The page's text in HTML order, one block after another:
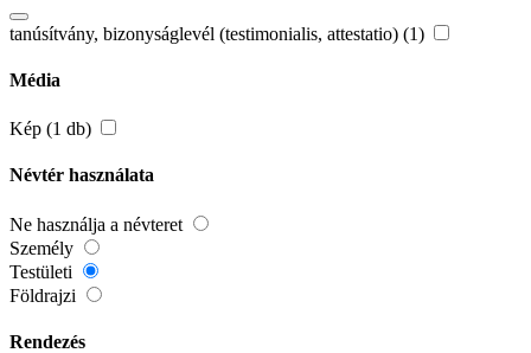
tanúsítvány, bizonyságlevél (testimonialis, attestatio) (1)
Média
Kép (1 db)
Névtér használata
Ne használja a névteret
Személy
Testületi
Földrajzi
Rendezés